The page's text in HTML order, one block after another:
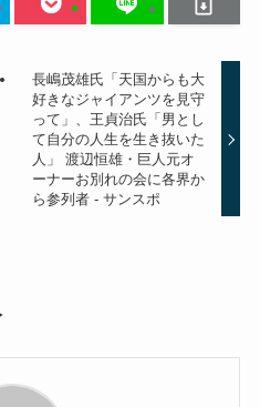
長嶋茂雄氏「天国からも大
好きなジャイアンツを見守
って」、王貞治氏「男とし
て自分の人生を生き抜いた
人」 渡辺恒雄・巨人元オ
ーナーお別れの会に各界か
ら参列者 - サンスポ